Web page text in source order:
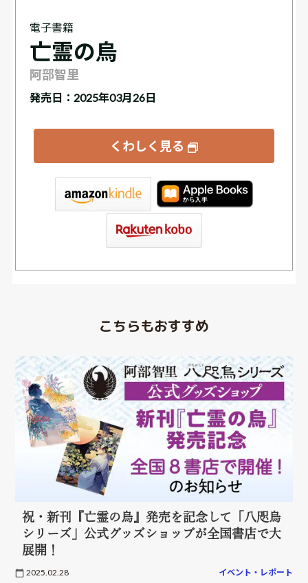
電子書籍
亡霊の烏
阿部智里
発売日：2025年03月26日
くわしく見る
こちらもおすすめ
祝・新刊『亡霊の烏』発売を記念して「八咫烏
シリーズ」公式グッズショップが全国書店で大
展開！
2025.02.28 イベント・レポート